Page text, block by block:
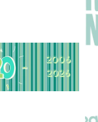
suivante